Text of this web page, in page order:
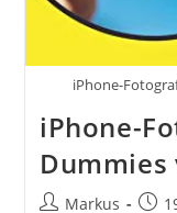
Für
Hobby
Und
Mobile
iPhone-
iPhone-
Dummies
Beitrags-
Markus